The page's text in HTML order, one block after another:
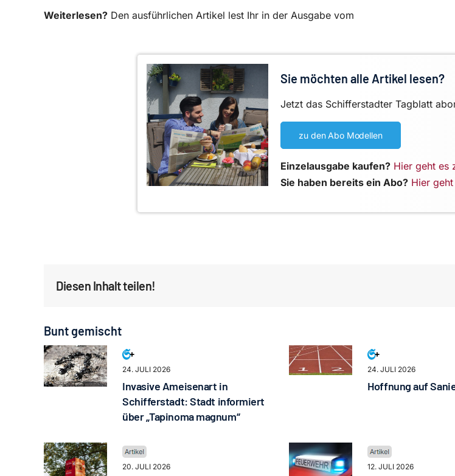
Weiterlesen? Den ausführlichen Artikel lest Ihr in der Ausgabe vom
Sie möchten alle Artikel lesen?
Jetzt das Schifferstadter Tagblatt
zu den Abo Modellen
Einzelausgabe kaufen? Hier geht es
Sie haben bereits ein Abo? Hier
Diesen Inhalt teilen!
Bunt gemischt
24. JULI 2026
Invasive Ameisenart in
Schifferstadt: Stadt informiert
über „Tapinoma magnum“
24. JULI 2026
Hoffnung auf
20. JULI 2026 12. JULI 2026